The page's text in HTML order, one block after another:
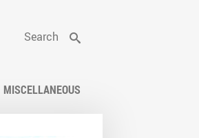
Search
MISCELLANEOUS